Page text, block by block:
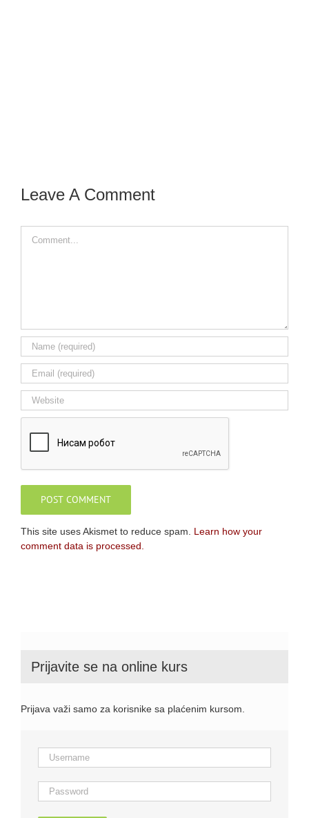
Leave A Comment
This site uses Akismet to reduce spam. Learn how your
comment data is processed.
Prijavite se na online kurs
Prijava važi samo za korisnike sa plaćenim kursom.